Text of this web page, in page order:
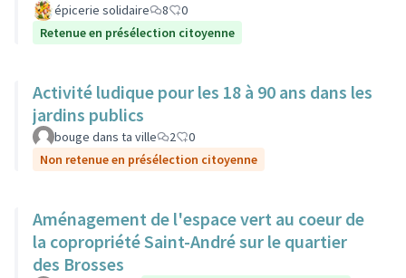
épicerie solidaire 8
0
Retenue en présélection citoyenne
Activité ludique pour les 18 à 90 ans dans les
jardins publics
bouge dans ta ville 2
0
Non retenue en présélection citoyenne
Aménagement de l'espace vert au coeur de
la copropriété Saint-André sur le quartier
des Brosses